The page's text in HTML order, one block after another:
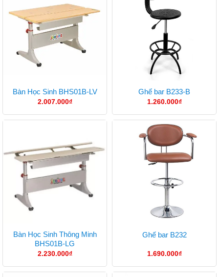
Bàn Học Sinh BHS01B-LV
2.007.000₫
Ghế bar B233-B
1.260.000₫
Bàn Học Sinh Thông Minh
BHS01B-LG
2.230.000₫
Ghế bar B232
1.690.000₫